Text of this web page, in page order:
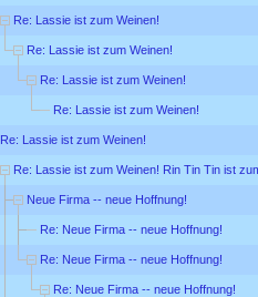
Re: Lassie ist zum Weinen!
Re: Lassie ist zum Weinen!
Re: Lassie ist zum Weinen!
Re: Lassie ist zum Weinen!
Re: Lassie ist zum Weinen!
Re: Lassie ist zum Weinen! Rin Tin Tin ist
Neue Firma -- neue Hoffnung!
Re: Neue Firma -- neue Hoffnung!
Re: Neue Firma -- neue Hoffnung!
Re: Neue Firma -- neue Hoffnung!